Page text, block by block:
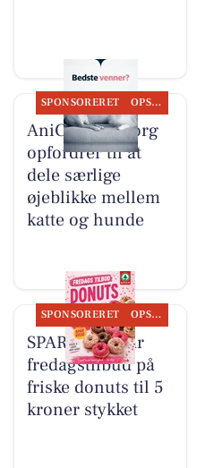
SPONSORERET OPSLAGSTAVLEN
AniCura Aalborg
opfordrer til at
dele særlige
øjeblikke mellem
katte og hunde
SPONSORERET OPSLAGSTAVLEN
SPAR Visse har
fredagstilbud på
friske donuts til 5
kroner stykket